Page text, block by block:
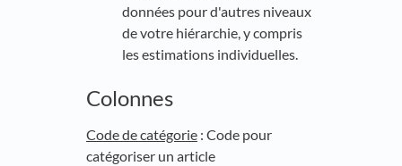
données pour d'autres niveaux
de votre hiérarchie, y compris
les estimations individuelles.
Colonnes
Code de catégorie : Code pour
catégoriser un article